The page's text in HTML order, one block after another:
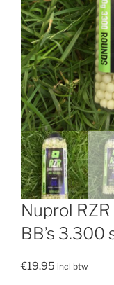
Nuprol
BB’s 3.300
€19.95 incl btw